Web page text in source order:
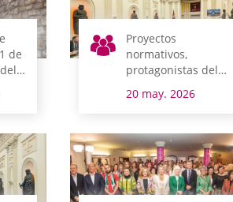
de
Proyectos
normativos,
protagonistas del
20 may. 2026